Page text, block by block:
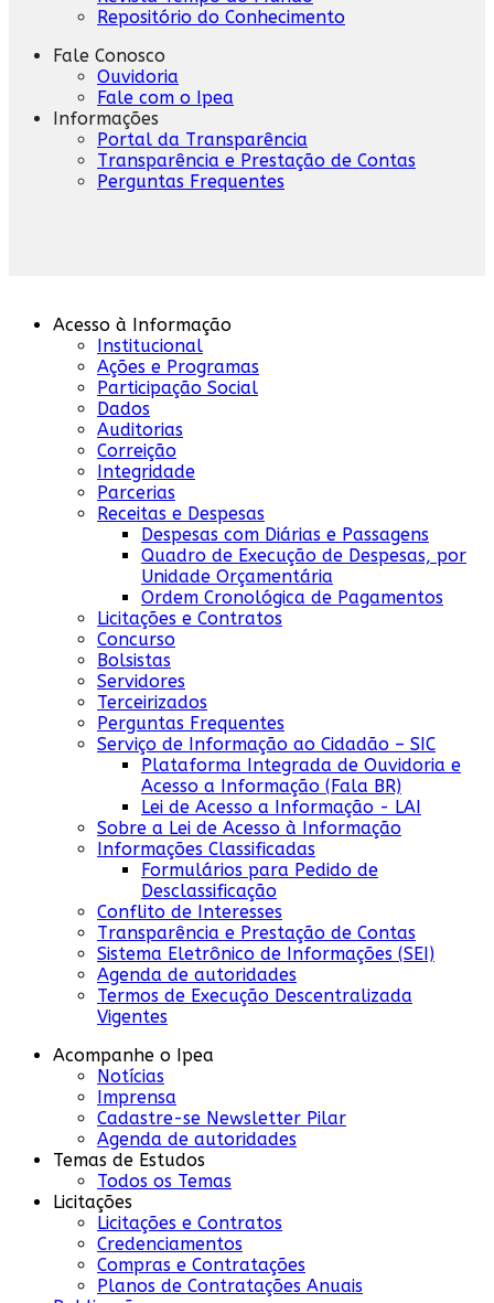
Repositório do Conhecimento
Fale Conosco
Ouvidoria
Fale com o Ipea
Informações
Portal da Transparência
Transparência e Prestação de Contas
Perguntas Frequentes
Acesso à Informação
Institucional
Ações e Programas
Participação Social
Dados
Auditorias
Correição
Integridade
Parcerias
Receitas e Despesas
Despesas com Diárias e Passagens
Quadro de Execução de Despesas, por
Unidade Orçamentária
Ordem Cronológica de Pagamentos
Licitações e Contratos
Concurso
Bolsistas
Servidores
Terceirizados
Perguntas Frequentes
Serviço de Informação ao Cidadão – SIC
Plataforma Integrada de Ouvidoria e
Acesso a Informação (Fala BR)
Lei de Acesso a Informação - LAI
Sobre a Lei de Acesso à Informação
Informações Classificadas
Formulários para Pedido de
Desclassificação
Conflito de Interesses
Transparência e Prestação de Contas
Sistema Eletrônico de Informações (SEI)
Agenda de autoridades
Termos de Execução Descentralizada
Vigentes
Acompanhe o Ipea
Notícias
Imprensa
Cadastre-se Newsletter Pilar
Agenda de autoridades
Temas de Estudos
Todos os Temas
Licitações
Licitações e Contratos
Credenciamentos
Compras e Contratações
Planos de Contratações Anuais